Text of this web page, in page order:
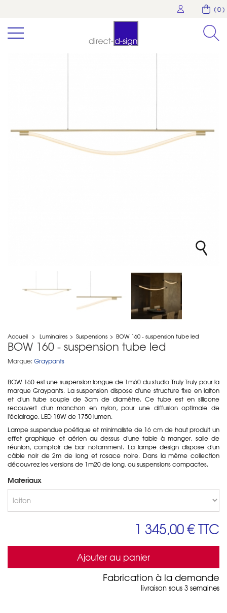
( 0 )
Accueil > Luminaires > Suspensions > BOW 160 - suspension tube led
BOW 160 - suspension tube led
Marque: Graypants
BOW 160 est une suspension longue de 1m60 du studio Truly Truly pour la
marque Graypants. La suspension dispose d'une structure fixe en laiton
et d'un tube souple de 3cm de diamètre. Ce tube est en silicone
recouvert d'un manchon en nylon, pour une diffusion optimale de
l'éclairage. LED 18W de 1750 lumen.
Lampe suspendue poétique et minimaliste de 16 cm de haut produit un
effet graphique et aérien au dessus d'une table à manger, salle de
réunion, comptoir de bar notamment. La lampe design dispose d'un
câble noir de 2m de long et rosace noire. Dans la même collection
découvrez les versions de 1m20 de long, ou suspensions compactes.
Materiaux
1 345,00 €TTC
Ajouter au panier
Fabrication à la demande
livraison sous 3 semaines